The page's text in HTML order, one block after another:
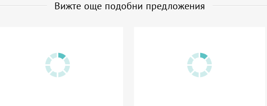
Вижте още подобни предложения